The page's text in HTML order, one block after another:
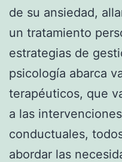
de su ansiedad,
un tratamiento
estrategias de
psicología abarca
terapéuticos, que
a las
conductuales,
abordar las